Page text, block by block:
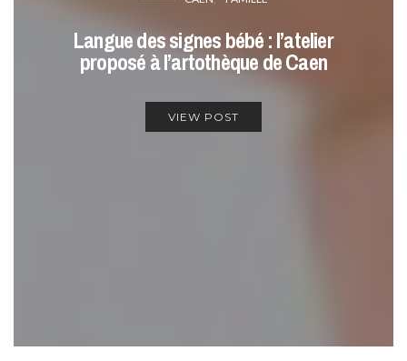
Langue des signes bébé : l’atelier
proposé à l’artothèque de Caen
VIEW POST